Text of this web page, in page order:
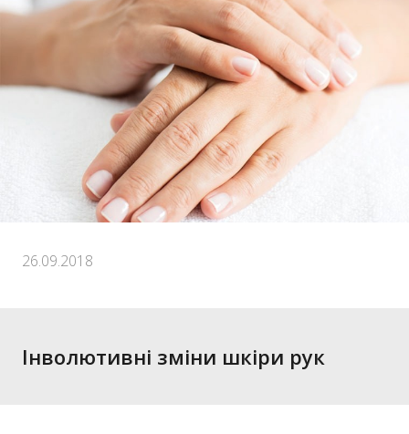
26.09.2018
Інволютивні зміни шкіри рук